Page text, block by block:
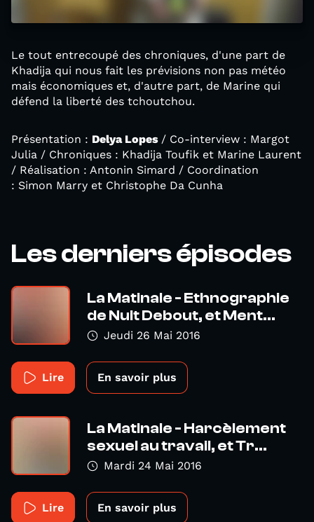
Le tout entrecoupé des chroniques, d'une part de
Khadija qui nous fait les prévisions non pas météo
mais économiques et, d'autre part, de Marine qui
défend la liberté des tchoutchou.
Présentation : Delya Lopes / Co-interview : Margot
Julia / Chroniques : Khadija Toufik et Marine Laurent
/ Réalisation : Antonin Simard / Coordination
: Simon Marry et Christophe Da Cunha
Les derniers épisodes
La Matinale - Ethnographie
de Nuit Debout, et Ment...
Jeudi 26 Mai 2016
Lire En savoir plus
La Matinale - Harcèlement
sexuel au travail, et Tr...
Mardi 24 Mai 2016
Lire En savoir plus